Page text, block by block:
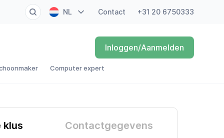
NL Contact +31 20 6750333
Computer expert
Inloggen/Aanmelden
klus Contactgegevens